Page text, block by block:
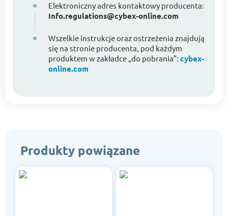
Elektroniczny adres kontaktowy producenta:
Info.regulations@cybex-online.com
Wszelkie instrukcje oraz ostrzeżenia znajdują
się na stronie producenta, pod każdym
produktem w zakładce „do pobrania”: cybex-
online.com
Produkty powiązane